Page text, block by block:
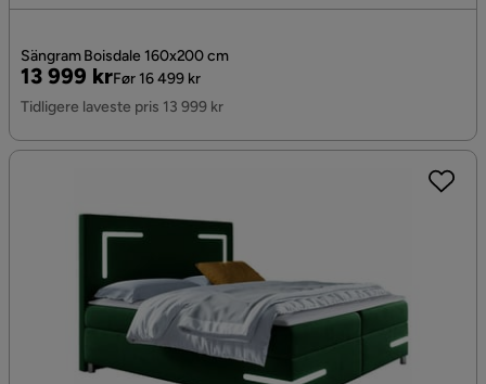
Sängram Boisdale 160x200 cm
Pris
13 999 kr
Original
Pris
Før 16 499 kr
Tidligere laveste pris 13 999 kr